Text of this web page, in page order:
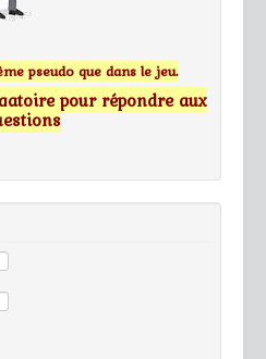
pseudo que dans le jeu.
pour répondre aux